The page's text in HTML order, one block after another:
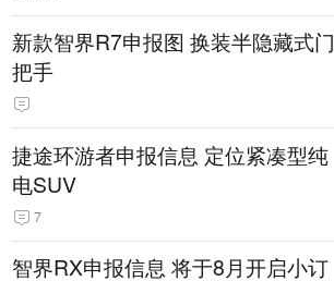
新款智界R7申报图 换装半隐藏式门
把手
捷途环游者申报信息 定位紧凑型纯
电SUV
7
智界RX申报信息 将于8月开启小订